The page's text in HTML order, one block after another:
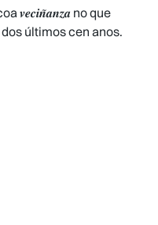
𝒗𝒆𝒄𝒊𝒏̃𝒂𝒏𝒛𝒂 no que
últimos cen anos.